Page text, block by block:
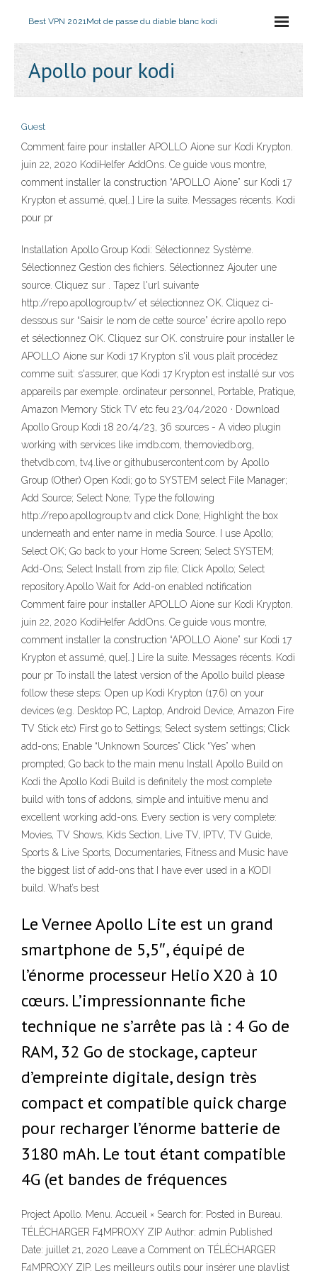
Best VPN 2021Mot de passe du diable blanc kodi
Apollo pour kodi
Guest
Comment faire pour installer APOLLO Aione sur Kodi Krypton.
juin 22, 2020 KodiHelfer AddOns. Ce guide vous montre,
comment installer la construction “APOLLO Aione” sur Kodi 17
Krypton et assumé, que[…] Lire la suite. Messages récents. Kodi
pour pr
Installation Apollo Group Kodi: Sélectionnez Système.
Sélectionnez Gestion des fichiers. Sélectionnez Ajouter une
source. Cliquez sur
. Tapez l'url suivante
http://repo.apollogroup.tv/ et sélectionnez OK. Cliquez ci-
dessous sur “Saisir le nom de cette source” écrire apollo repo
et sélectionnez OK. Cliquez sur OK. construire pour installer le
APOLLO Aione sur Kodi 17 Krypton s'il vous plaît procédez
comme suit: s'assurer, que Kodi 17 Krypton est installé sur vos
appareils par exemple. ordinateur personnel, Portable, Pratique,
Amazon Memory Stick TV etc feu 23/04/2020 · Download
Apollo Group Kodi 18 20/4/23, 36 sources - A video plugin
working with services like imdb.com, themoviedb.org,
thetvdb.com, tv4.live or githubusercontent.com by Apollo
Group (Other) Open Kodi; go to SYSTEM select File Manager;
Add Source; Select None; Type the following
http://repo.apollogroup.tv and click Done; Highlight the box
underneath and enter name in media Source. I use Apollo;
Select OK; Go back to your Home Screen; Select SYSTEM;
Add-Ons; Select Install from zip file; Click Apollo; Select
repository.Apollo Wait for Add-on enabled notification
Comment faire pour installer APOLLO Aione sur Kodi Krypton.
juin 22, 2020 KodiHelfer AddOns. Ce guide vous montre,
comment installer la construction “APOLLO Aione” sur Kodi 17
Krypton et assumé, que[…] Lire la suite. Messages récents. Kodi
pour pr To install the latest version of the Apollo build please
follow these steps: Open up Kodi Krypton (17.6) on your
devices (e.g. Desktop PC, Laptop, Android Device, Amazon Fire
TV Stick etc) First go to Settings; Select system settings; Click
add-ons; Enable “Unknown Sources” Click “Yes” when
prompted; Go back to the main menu Install Apollo Build on
Kodi the Apollo Kodi Build is definitely the most complete
build with tons of addons, simple and intuitive menu and
excellent working add-ons. Every section is very complete:
Movies, TV Shows, Kids Section, Live TV, IPTV, TV Guide,
Sports & Live Sports, Documentaries, Fitness and Music have
the biggest list of add-ons that I have ever used in a KODI
build. What’s best
Le Vernee Apollo Lite est un grand
smartphone de 5,5″, équipé de
l’énorme processeur Helio X20 à 10
cœurs. L’impressionnante fiche
technique ne s’arrête pas là : 4 Go de
RAM, 32 Go de stockage, capteur
d’empreinte digitale, design très
compact et compatible quick charge
pour recharger l’énorme batterie de
3180 mAh. Le tout étant compatible
4G (et bandes de fréquences
Project Apollo. Menu. Accueil × Search for: Posted in Bureau.
TÉLÉCHARGER F4MPROXY ZIP Author: admin Published
Date: juillet 21, 2020 Leave a Comment on TÉLÉCHARGER
F4MPROXY ZIP. Les meilleurs outils pour insérer une playlist